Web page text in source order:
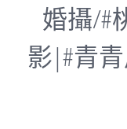
婚攝/#
影|#青